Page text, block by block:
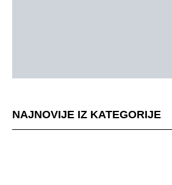
NAJNOVIJE IZ KATEGORIJE